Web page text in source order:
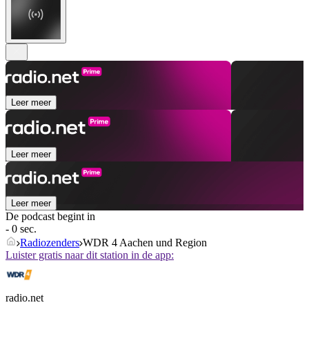
Leer meer
Leer meer
Leer meer
De podcast begint in
- 0 sec.
Radiozenders WDR 4 Aachen und Region
Luister gratis naar dit station in de app:
radio.net